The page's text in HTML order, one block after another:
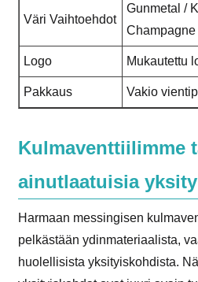
Väri Vaihtoehdot
Gunmetal /
Champagne
Logo Mukautettu
Pakkaus Vakio
Kulmaventtiilimme
ainutlaatuisia
Harmaan messingisen
pelkästään ydinmateriaalista,
huolellisista yksityiskohdista.